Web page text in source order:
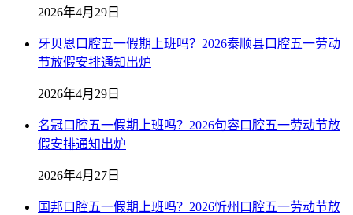
2026年4月29日
牙贝恩口腔五一假期上班吗？2026泰顺县口腔五一劳动
节放假安排通知出炉
2026年4月29日
名冠口腔五一假期上班吗？2026句容口腔五一劳动节放
假安排通知出炉
2026年4月27日
国邦口腔五一假期上班吗？2026忻州口腔五一劳动节放